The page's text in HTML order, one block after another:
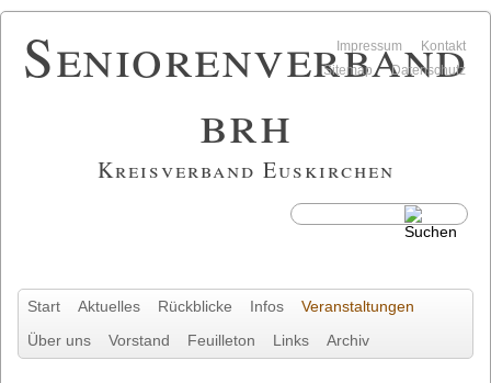
Seniorenverband
brh
Kreisverband Euskirchen
Navigation
überspringen
Start Aktuelles Rückblicke Infos
Veranstaltungen
Über uns
Vorstand Feuilleton Links Archiv
überspringen
Kontakt
Impressum
Datenschutz
Sitemap